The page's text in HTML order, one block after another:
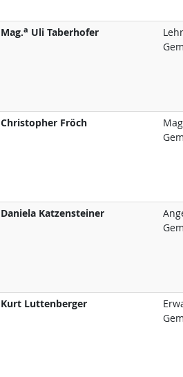
Mag.a Uli Taberhofer
Christopher Fröch
Daniela Katzensteiner
Kurt Luttenberger